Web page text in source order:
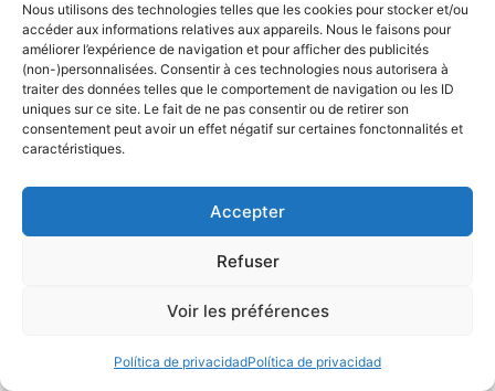
Nous utilisons des technologies telles que les cookies pour stocker et/ou
accéder aux informations relatives aux appareils. Nous le faisons pour
améliorer l’expérience de navigation et pour afficher des publicités
(non-)personnalisées. Consentir à ces technologies nous autorisera à
traiter des données telles que le comportement de navigation ou les ID
uniques sur ce site. Le fait de ne pas consentir ou de retirer son
consentement peut avoir un effet négatif sur certaines fonctonnalités et
caractéristiques.
Accepter
Refuser
Voir les préférences
Política de privacidadPolítica de privacidad
en …
Leer el artículo
Categorías
barcos
Dufour 385 Grand Large, un
10 diciembre 2025 porRonan